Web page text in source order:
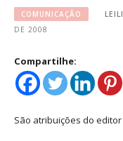
COMUNICAÇÃO
DE 2008
Compartilhe:
São atribuições do